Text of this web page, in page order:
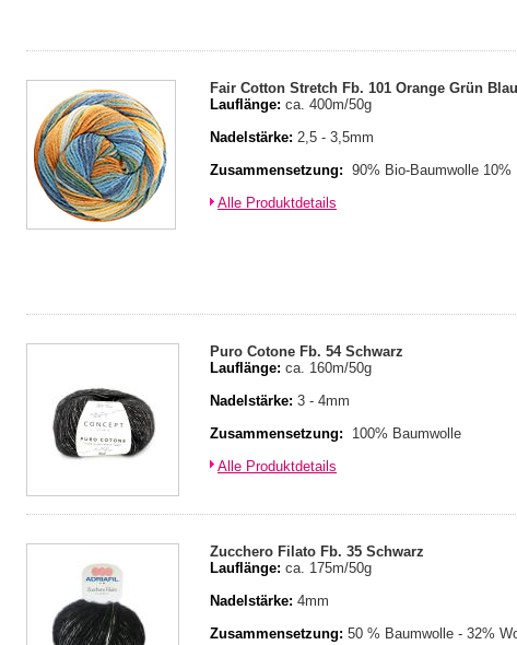
Fair Cotton Stretch Fb. 101 Orange Grün Blau
Lauflänge: ca. 400m/50g
Nadelstärke: 2,5 - 3,5mm
Zusammensetzung: 90% Bio-Baumwolle 10%
Alle Produktdetails
Puro Cotone Fb. 54 Schwarz
Lauflänge: ca. 160m/50g
Nadelstärke: 3 - 4mm
Zusammensetzung:
100% Baumwolle
Alle Produktdetails
Zucchero Filato Fb. 35 Schwarz
Lauflänge: ca. 175m/50g
Nadelstärke: 4mm
Zusammensetzung: 50 % Baumwolle - 32%